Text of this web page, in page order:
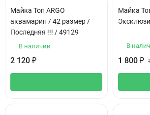
Майка Топ ARGO
аквамарин / 42 размер /
Последняя !!! / 49129
В наличии
2 120 ₽
Майка
В
1 800 ₽